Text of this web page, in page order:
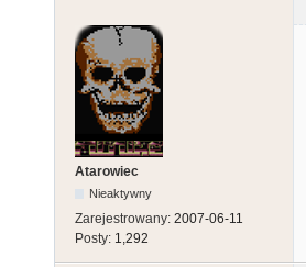
Atarowiec
Nieaktywny
Zarejestrowany: 2007-06-11
Posty: 1,292